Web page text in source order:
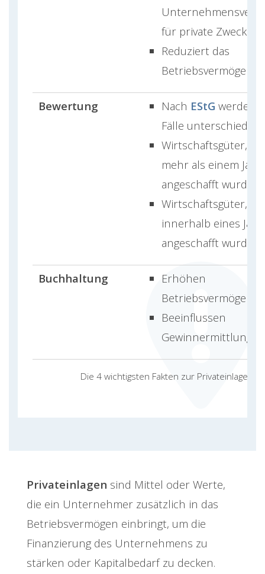
Die 4 wichtigsten Fakten zur Privateinlage
für private Zwecke
Reduziert das
Betriebsvermögen
Bewertung Nach EStG werden
Fälle unterschieden
Wirtschaftsgüter,
mehr als einem Jahr
angeschafft wurden
Wirtschaftsgüter, die
innerhalb eines
angeschafft wurden
Buchhaltung
Erhöhen
Betriebsvermögen
Beeinflussen
Gewinnermittlung
Privateinlagen sind Mittel oder Werte,
die ein Unternehmer zusätzlich in das
Betriebsvermögen einbringt, um die
Finanzierung des Unternehmens zu
stärken oder Kapitalbedarf zu decken.